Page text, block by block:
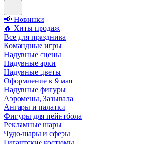
📢 Новинки
🔥 Хиты продаж
Все для праздника
Командные игры
Надувные сцены
Надувные арки
Надувные цветы
Оформление к 9 мая
Надувные фигуры
Аэромены, Зазывала
Ангары и палатки
Фигуры для пейнтбола
Рекламные шары
Чудо-шары и сферы
Гигантские костюмы